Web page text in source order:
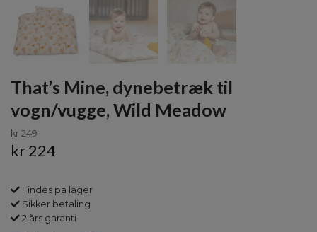
That’s Mine, dynebetræk til
vogn/vugge, Wild Meadow
kr 249
kr 224
Findes pa lager
Sikker betaling
2 års garanti